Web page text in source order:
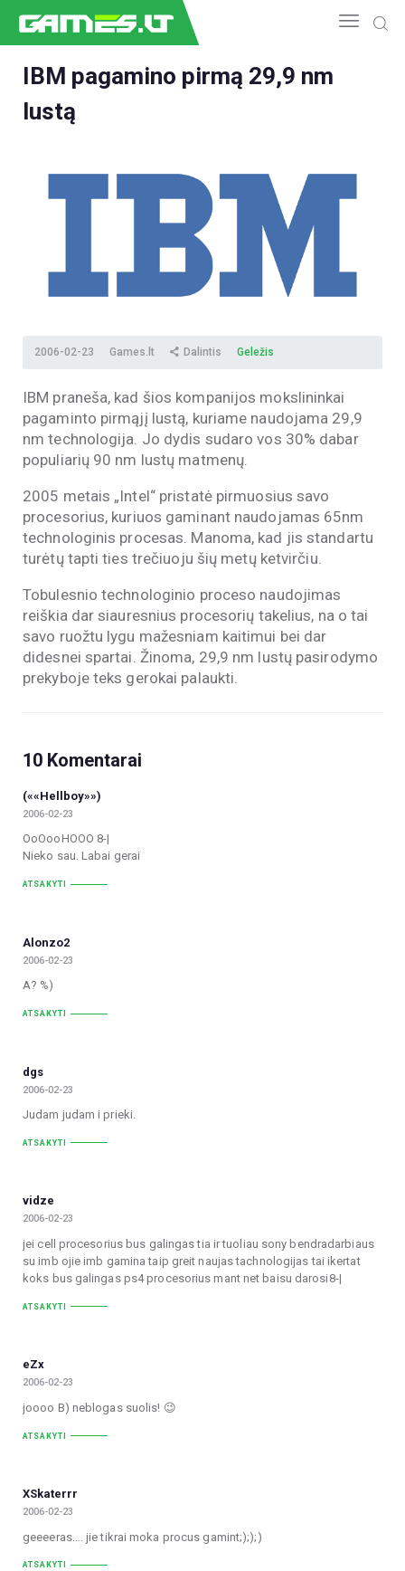
APŽVALGOS
ŽAIDIMAI
IBM pagamino pirmą 29,9 nm
lustą
2006-02-23 Games.lt Dalintis Geležis
IBM praneša, kad šios kompanijos mokslininkai
pagaminto pirmąjį lustą, kuriame naudojama 29,9
nm technologija. Jo dydis sudaro vos 30% dabar
populiarių 90 nm lustų matmenų.
2005 metais „Intel“ pristatė pirmuosius savo
procesorius, kuriuos gaminant naudojamas 65nm
technologinis procesas. Manoma, kad jis standartu
turėtų tapti ties trečiuoju šių metų ketvirčiu.
Tobulesnio technologinio proceso naudojimas
reiškia dar siauresnius procesorių takelius, na o tai
savo ruožtu lygu mažesniam kaitimui bei dar
didesnei spartai. Žinoma, 29,9 nm lustų pasirodymo
prekyboje teks gerokai palaukti.
10 Komentarai
(««Hellboy»»)
2006-02-23
OoOooHOOO 8-|
Nieko sau. Labai gerai
ATSAKYTI
Alonzo2
2006-02-23
A? %)
ATSAKYTI
dgs
2006-02-23
Judam judam i prieki.
ATSAKYTI
vidze
2006-02-23
jei cell procesorius bus galingas tia ir tuoliau sony bendradarbiaus
su imb ojie imb gamina taip greit naujas tachnologijas tai ikertat
koks bus galingas ps4 procesorius mant net baisu darosi8-|
ATSAKYTI
eZx
2006-02-23
joooo B) neblogas suolis! 😉
ATSAKYTI
XSkaterrr
2006-02-23
geeeeras…. jie tikrai moka procus gamint;););)
ATSAKYTI